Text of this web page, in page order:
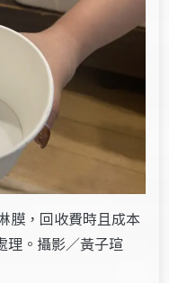
膜，回收費時且成本
理。攝影／黃子瑄